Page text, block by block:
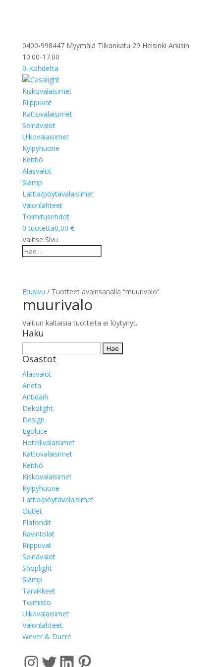
0400-998447 Myymälä Tilkankatu 29 Helsinki Arkisin
10.00-17.00
0-Kohdetta
Kiskovalaisimet
Riippuvat
Kattovalaisimet
Seinävalot
Ulkovalaisimet
Kylpyhuone
Keittiö
Alasvalot
Slamp
Lattia/pöytävalaisimet
Valonlähteet
Toimitusehdot
0 tuotetta0,00 €
Valitse Sivu
Etusivu / Tuotteet avainsanalla “muurivalo”
muurivalo
Valitun kaltaisia tuotteita ei löytynyt.
Haku
Osastot
Alasvalot
Aneta
Antidark
Dekolight
Design
Egoluce
Hotellivalaisimet
Kattovalaisimet
Keittiö
Kiskovalaisimet
Kylpyhuone
Lattia/pöytävalaisimet
Outlet
Plafondit
Ravintolat
Riippuvat
Seinävalot
Shoplight
Slamp
Tarvikkeet
Toimisto
Ulkovalaisimet
Valonlähteet
Wever & Ducré
InstagramTwitter LinkedIn Pinterest